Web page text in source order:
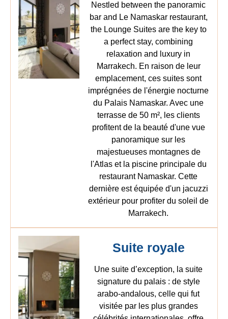
Nestled between the panoramic
bar and Le Namaskar restaurant,
the Lounge Suites are the key to
a perfect stay, combining
relaxation and luxury in
Marrakech. En raison de leur
emplacement, ces suites sont
imprégnées de l'énergie nocturne
du Palais Namaskar. Avec une
terrasse de 50 m², les clients
profitent de la beauté d'une vue
panoramique sur les
majestueuses montagnes de
l'Atlas et la piscine principale du
restaurant Namaskar. Cette
dernière est équipée d'un jacuzzi
extérieur pour profiter du soleil de
Marrakech.
Suite royale
Une suite d’exception, la suite
signature du palais : de style
arabo-andalous, celle qui fut
visitée par les plus grandes